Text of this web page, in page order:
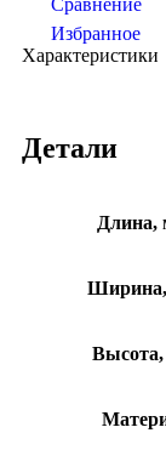
Сравнение
Избранное
Характеристики
Детали
Длина,